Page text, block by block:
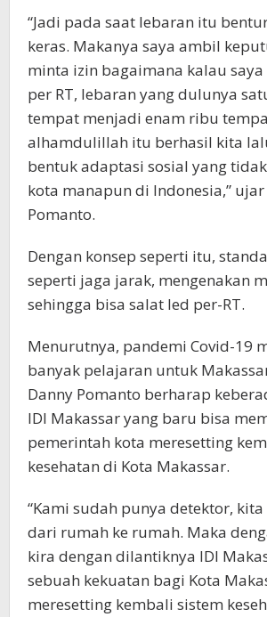
“Jadi pada saat lebaran itu
keras. Makanya saya ambil
minta izin bagaimana kalau
per RT, lebaran yang dulunya
tempat menjadi enam ribu
alhamdulillah itu berhasil kita
bentuk adaptasi sosial yang
kota manapun di Indonesia,”
Pomanto.
Dengan konsep seperti itu,
seperti jaga jarak, mengenakan
sehingga bisa salat Ied per-RT.
Menurutnya, pandemi Covid-19
banyak pelajaran untuk
Danny Pomanto berharap
IDI Makassar yang baru bisa
pemerintah kota meresetting
kesehatan di Kota Makassar.
“Kami sudah punya detektor,
dari rumah ke rumah. Maka
kira dengan dilantiknya IDI
sebuah kekuatan bagi Kota
meresetting kembali sistem